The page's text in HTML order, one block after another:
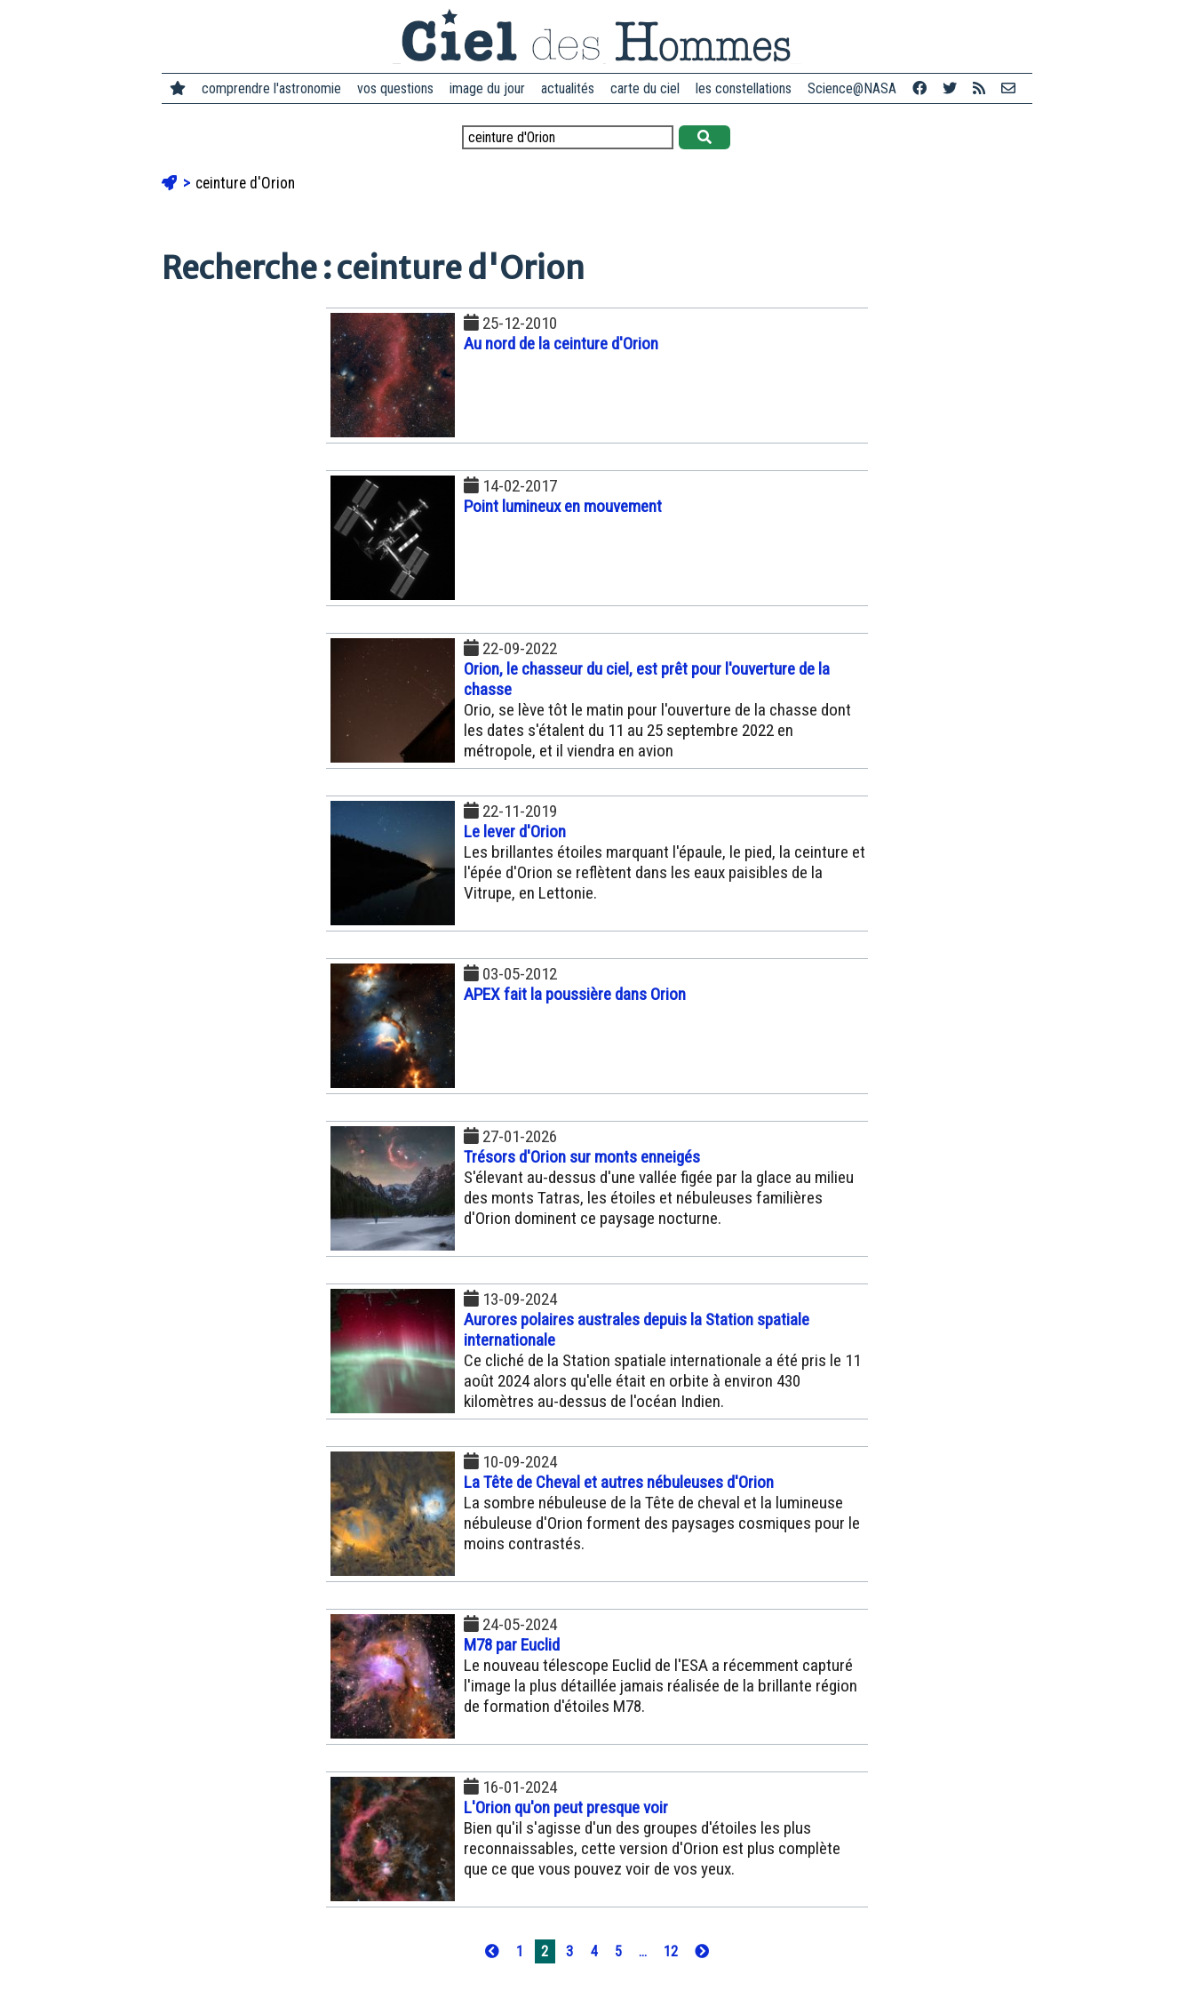
comprendre l'astronomie vos questions image du jour actualités carte du ciel les constellations Science@NASA
ceinture d'Orion
Recherche : ceinture d'Orion
25-12-2010
Au nord de la ceinture d'Orion
14-02-2017
Point lumineux en mouvement
22-09-2022
Orion, le chasseur du ciel, est prêt pour l'ouverture de la
chasse
Orio, se lève tôt le matin pour l'ouverture de la chasse dont
les dates s'étalent du 11 au 25 septembre 2022 en
métropole, et il viendra en avion
22-11-2019
Le lever d'Orion
Les brillantes étoiles marquant l'épaule, le pied, la ceinture et
l'épée d'Orion se reflètent dans les eaux paisibles de la
Vitrupe, en Lettonie.
03-05-2012
APEX fait la poussière dans Orion
27-01-2026
Trésors d'Orion sur monts enneigés
S'élevant au-dessus d'une vallée figée par la glace au milieu
des monts Tatras, les étoiles et nébuleuses familières
d'Orion dominent ce paysage nocturne.
13-09-2024
Aurores polaires australes depuis la Station spatiale
internationale
Ce cliché de la Station spatiale internationale a été pris le 11
août 2024 alors qu'elle était en orbite à environ 430
kilomètres au-dessus de l'océan Indien.
10-09-2024
La Tête de Cheval et autres nébuleuses d'Orion
La sombre nébuleuse de la Tête de cheval et la lumineuse
nébuleuse d'Orion forment des paysages cosmiques pour le
moins contrastés.
24-05-2024
M78 par Euclid
Le nouveau télescope Euclid de l'ESA a récemment capturé
l'image la plus détaillée jamais réalisée de la brillante région
de formation d'étoiles M78.
16-01-2024
L'Orion qu'on peut presque voir
Bien qu'il s'agisse d'un des groupes d'étoiles les plus
reconnaissables, cette version d'Orion est plus complète
que ce que vous pouvez voir de vos yeux.
1 2 3 4 5 ... 12